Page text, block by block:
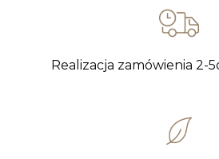
Realizacja zamówienia 2-